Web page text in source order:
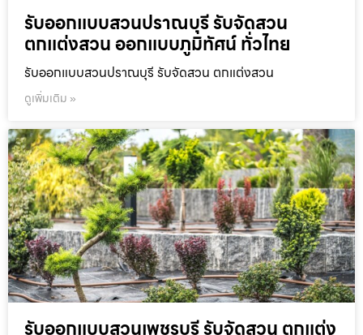
รับออกแบบสวนปราณบุรี รับจัดสวน
ตกแต่งสวน ออกแบบภูมิทัศน์ ทั่วไทย
รับออกแบบสวนปราณบุรี รับจัดสวน ตกแต่งสวน
ดูเพิ่มเติม »
รับออกแบบสวนเพชรบุรี รับจัดสวน ตกแต่ง